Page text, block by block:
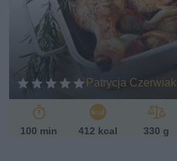
Patrycja Czerwiak
100 min 412 kcal 330 g